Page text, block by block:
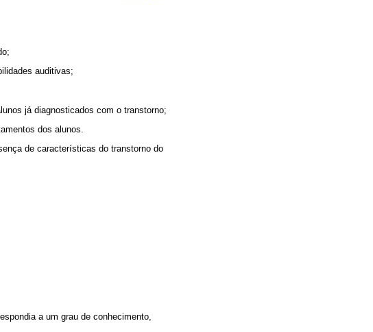
auditivas;
já diagnosticados com o transtorno;
dos alunos.
de características do transtorno do
a um grau de conhecimento,